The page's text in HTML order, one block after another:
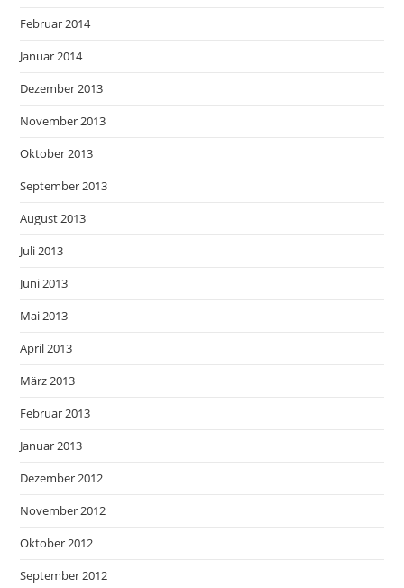
Februar 2014
Januar 2014
Dezember 2013
November 2013
Oktober 2013
September 2013
August 2013
Juli 2013
Juni 2013
Mai 2013
April 2013
März 2013
Februar 2013
Januar 2013
Dezember 2012
November 2012
Oktober 2012
September 2012